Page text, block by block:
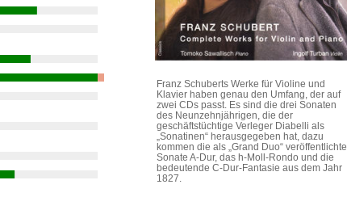
Franz Schuberts Werke für Violine und
Klavier haben genau den Umfang, der auf
zwei CDs passt. Es sind die drei Sonaten
des Neunzehnjährigen, die der
geschäftstüchtige Verleger Diabelli als
„Sonatinen“ herausgegeben hat, dazu
kommen die als „Grand Duo“ veröffentlichte
Sonate A-Dur, das h-Moll-Rondo und die
bedeutende C-Dur-Fantasie aus dem Jahr
1827.